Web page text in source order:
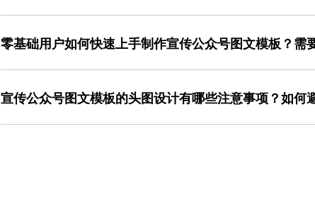
LOGO位置、主色调、字体）不变，仅更换头图主题或正文配图。例如
用户审美疲劳，减少反复修改的时间成本。
零基础用户如何快速上手制作宣传公众号图文模板？需
“品牌故事”），替换文字和图片后调整字体大小、颜色等基础参数。关
宣传公众号图文模板的头图设计有哪些注意事项？如何